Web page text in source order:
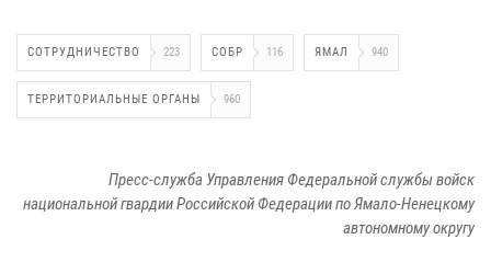
СОТРУДНИЧЕСТВО 223 СОБР 116 ЯМАЛ 940
ТЕРРИТОРИАЛЬНЫЕ ОРГАНЫ 960
Пресс-служба Управления Федеральной службы войск
национальной гвардии Российской Федерации по Ямало-Ненецкому
автономному округу